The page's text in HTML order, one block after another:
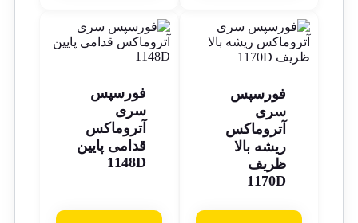
فورسپس
سری
آتروماکس
ریشه بالا
ظریف
1170D
فورسپس
سری
آتروماکس
قدامی پایین
1148D